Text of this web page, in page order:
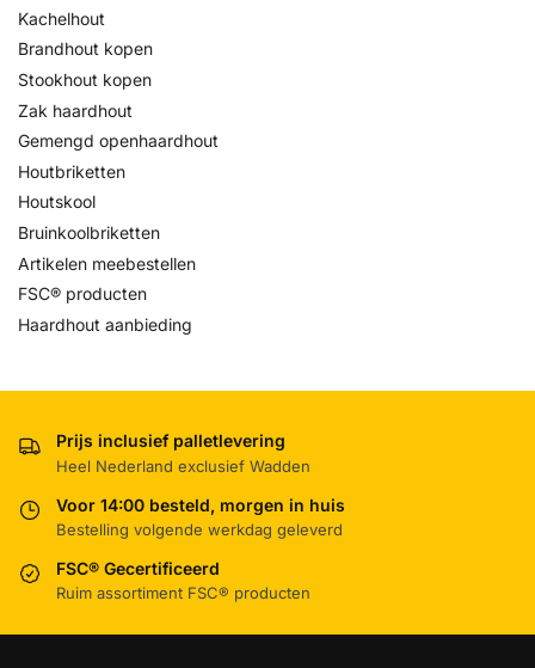
Kachelhout
Brandhout kopen
Stookhout kopen
Zak haardhout
Gemengd openhaardhout
Houtbriketten
Houtskool
Bruinkoolbriketten
Artikelen meebestellen
FSC® producten
Haardhout aanbieding
Prijs inclusief palletlevering
Heel Nederland exclusief Wadden
Voor 14:00 besteld, morgen in huis
Bestelling volgende werkdag geleverd
FSC® Gecertificeerd
Ruim assortiment FSC® producten